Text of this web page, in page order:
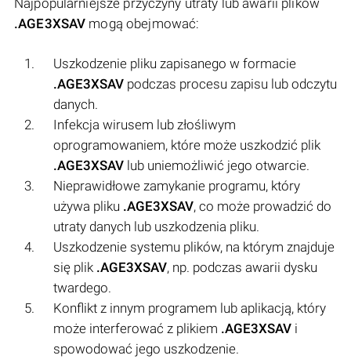
.AGE3XSAV mogą obejmować:
Uszkodzenie pliku zapisanego w formacie
.AGE3XSAV podczas procesu zapisu lub odczytu
danych.
Infekcja wirusem lub złośliwym
oprogramowaniem, które może uszkodzić plik
.AGE3XSAV lub uniemożliwić jego otwarcie.
Nieprawidłowe zamykanie programu, który
używa pliku .AGE3XSAV, co może prowadzić do
utraty danych lub uszkodzenia pliku.
Uszkodzenie systemu plików, na którym znajduje
się plik .AGE3XSAV, np. podczas awarii dysku
twardego.
Konflikt z innym programem lub aplikacją, który
może interferować z plikiem .AGE3XSAV i
spowodować jego uszkodzenie.